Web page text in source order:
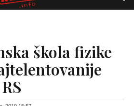
škola fizike